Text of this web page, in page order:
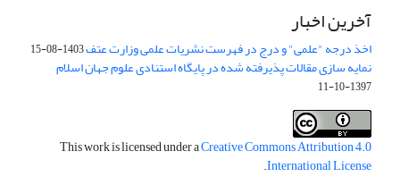
آخرین اخبار
اخذ درجه "علمی" و درج در فهرست نشریات علمی وزارت عتف1403-08-15
نمایه سازی مقالات پذیرفته شده در پایگاه استنادی علوم جهان اسلام
1397-10-11
This work is licensed under aCreative Commons Attribution 4.0
International License
.